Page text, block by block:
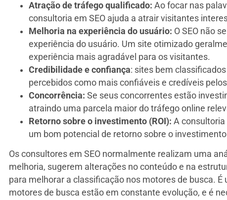
Atração de tráfego qualificado: Ao focar nas
consultoria em SEO ajuda a atrair visitantes
Melhoria na experiência do usuário: O SEO não
experiência do usuário. Um site otimizado
experiência mais agradável para os visitantes.
Credibilidade e confiança: sites bem
percebidos como mais confiáveis e credíveis
Concorrência: Se seus concorrentes estão
atraindo uma parcela maior do tráfego online
Retorno sobre o investimento (ROI): A
um bom potencial de retorno sobre o
Os consultores em SEO normalmente realizam uma
melhoria, sugerem alterações no conteúdo e na
para melhorar a classificação nos motores de busca.
motores de busca estão em constante evolução, e é